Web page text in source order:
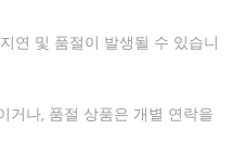
연 및 품절이 발생될 수 있습니
거나, 품절 상품은 개별 연락을